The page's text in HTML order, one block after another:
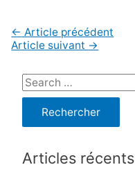
Navigation
de
← Article précédent
Article suivant →
R
e
e
Articles récents